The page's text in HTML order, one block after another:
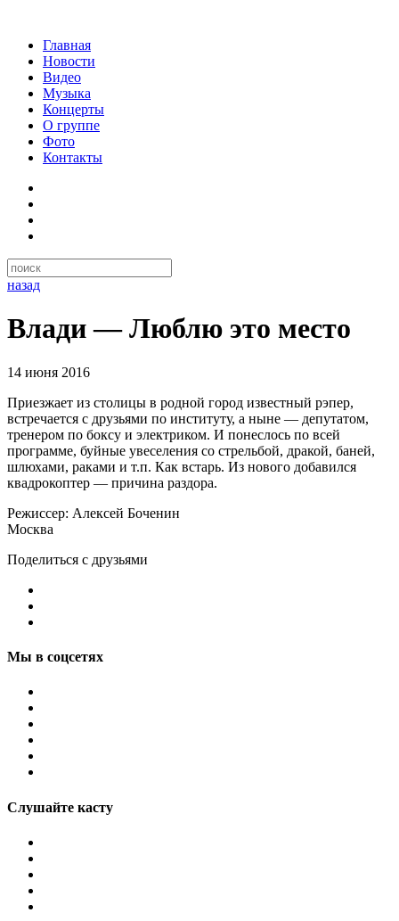
Главная
Новости
Видео
Музыка
Концерты
О группе
Фото
Контакты
назад
Влади — Люблю это место
14 июня 2016
Приезжает из столицы в родной город известный рэпер,
встречается с друзьями по институту, а ныне — депутатом,
тренером по боксу и электриком. И понеслось по всей
программе, буйные увеселения со стрельбой, дракой, баней,
шлюхами, раками и т.п. Как встарь. Из нового добавился
квадрокоптер — причина раздора.
Режиссер: Алексей Боченин
Москва
Поделиться с друзьями
Мы в соцсетях
Слушайте касту